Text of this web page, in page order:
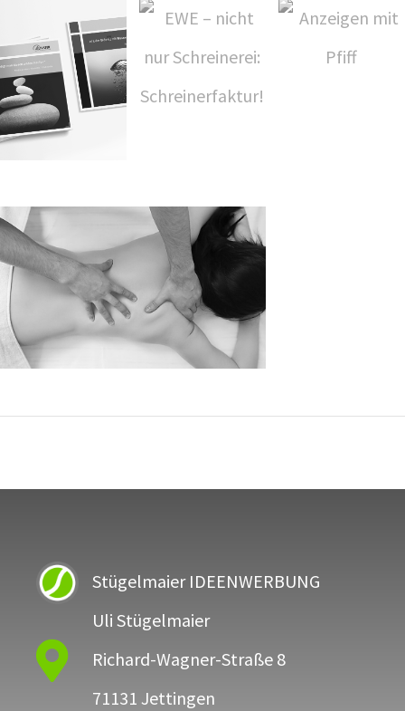
Stügelmaier IDEENWERBUNG
Uli Stügelmaier

Richard-Wagner-Straße 8
71131 Jettingen